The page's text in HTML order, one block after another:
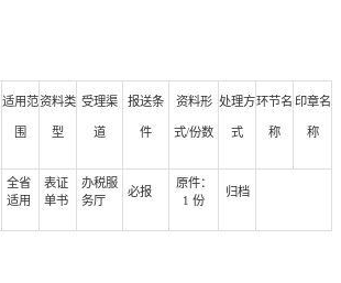
适用范
围
资料类
型
受理渠
道
报送条
件
资料形
式/份数
处理方
式
环节名
称
印章名
称
全省
适用
表证
单书
办税服
务厅
必报
原件：
1 份
归档